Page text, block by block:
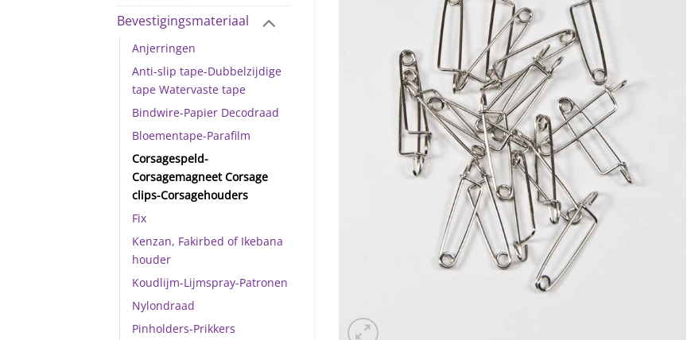
Bevestigingsmateriaal
Anjerringen
Anti-slip tape-Dubbelzijdige
tape Watervaste tape
Bindwire-Papier Decodraad
Bloementape-Parafilm
Corsagespeld-
Corsagemagneet Corsage
clips-Corsagehouders
Fix
Kenzan, Fakirbed of Ikebana
houder
Koudlijm-Lijmspray-Patronen
Nylondraad
Pinholders-Prikkers